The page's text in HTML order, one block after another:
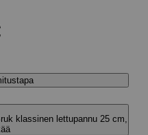
klassinen lettupannu 25 cm,